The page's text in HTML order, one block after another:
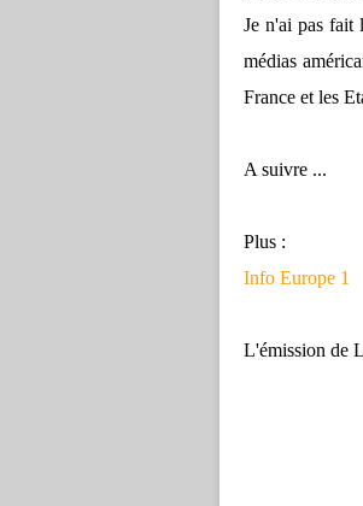
Je n'ai pas fait
médias
France et les
A suivre ...
Plus :
Info Europe 1
L'émission de